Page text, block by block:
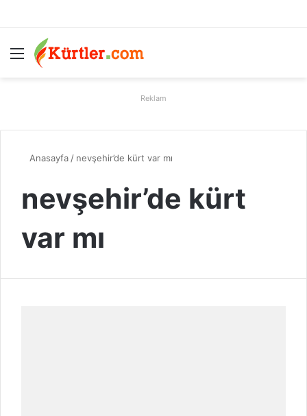
Menü
Reklam
Anasayfa / nevşehir’de kürt var mı
nevşehir’de kürt
var mı